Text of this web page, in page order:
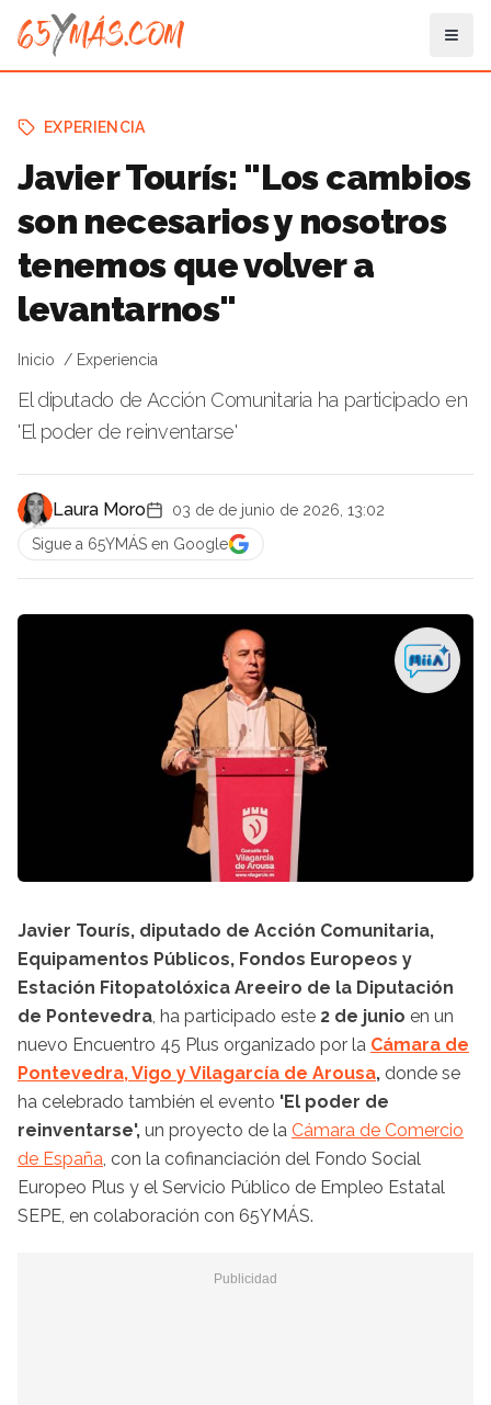
EXPERIENCIA
Javier Tourís: "Los cambios
son necesarios y nosotros
tenemos que volver a
levantarnos"
Inicio Experiencia
El diputado de Acción Comunitaria ha participado en
'El poder de reinventarse'
Laura Moro
03 de de junio de 2026, 13:02
Sigue a 65YMÁS en Google
Javier Tourís, diputado de Acción Comunitaria,
Equipamentos Públicos, Fondos Europeos y
Estación Fitopatolóxica Areeiro de la Diputación
de Pontevedra, ha participado este 2 de junio en un
nuevo Encuentro 45 Plus organizado por la Cámara de
Pontevedra, Vigo y Vilagarcía de Arousa, donde se
ha celebrado también el evento 'El poder de
reinventarse', un proyecto de la Cámara de Comercio
de España, con la cofinanciación del Fondo Social
Europeo Plus y el Servicio Público de Empleo Estatal
SEPE, en colaboración con 65YMÁS.